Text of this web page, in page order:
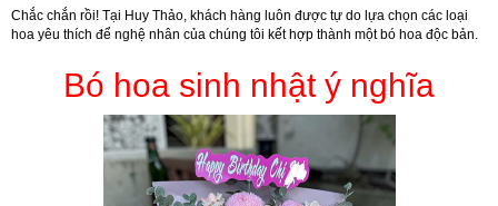
Chắc chắn rồi! Tại Huy Thảo, khách hàng luôn được tự do lựa chọn các loại
hoa yêu thích để nghệ nhân của chúng tôi kết hợp thành một bó hoa độc bản.
Bó hoa sinh nhật ý nghĩa